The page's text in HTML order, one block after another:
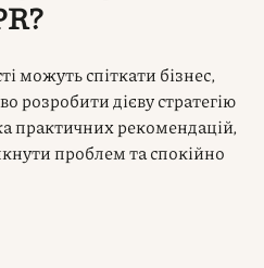
можуть спіткати бізнес,
розробити дієву стратегію
практичних рекомендацій,
проблем та спокійно